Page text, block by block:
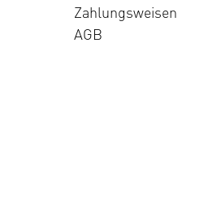
Zahlungsweisen
AGB